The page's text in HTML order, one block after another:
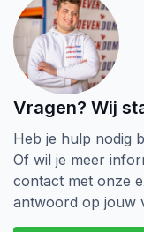
Vragen? Wij
Heb je hulp nodig
Of wil je meer
contact met onze
antwoord op jouw